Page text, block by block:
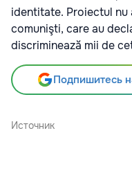
identitate. Proiectul
comunişti, care au
discriminează mii de
Подпишитесь
Источник